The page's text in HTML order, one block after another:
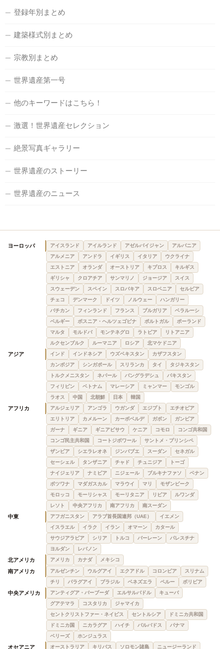
登録年別まとめ
建築様式別まとめ
宗教別まとめ
世界遺産第一号
他のキーワードはこちら！
激選！世界遺産セレクション
絶景写真ギャラリー
世界遺産のストーリー
世界遺産のニュース
ヨーロッパ アイスランド アイルランド アゼルバイジャン
アルバニア
アルメニア
アンドラ イギリス イタリア
ウクライナ
エストニア
オランダ オーストリア キプロス
キルギス
ギリシャ
クロアチア サンマリノ ジョージア
スイス
スウェーデン
スペイン スロバキア スロベニア
セルビア
チェコ
デンマーク ドイツ ノルウェー
ハンガリー
バチカン
フィンランド フランス ブルガリア
ベラルーシ
ベルギー
ボスニア・ヘルツェゴビナ ポルトガル
ポーランド
マルタ
モルドバ モンテネグロ ラトビア
リトアニア
ルクセンブルク
ルーマニア ロシア 北マケドニア
アジア インド インドネシア ウズベキスタン
カザフスタン
カンボジア
シンガポール スリランカ タイ
タジキスタン
トルクメニスタン
ネパール バングラデシュ
パキスタン
フィリピン
ベトナム マレーシア ミャンマー
モンゴル
ラオス
中国 北朝鮮 日本 韓国
アフリカ アルジェリア アンゴラ ウガンダ エジプト
エチオピア
エリトリア
カメルーン カーボベルデ ガボン
ガンビア
ガーナ
ギニア ギニアビサウ ケニア コモロ
コンゴ共和国
コンゴ民主共和国
コートジボワール
サントメ・プリンシペ
ザンビア
シエラレオネ ジンバブエ スーダン
セネガル
セーシェル
タンザニア チャド チュニジア
トーゴ
ナイジェリア
ナミビア ニジェール ブルキナファソ
ベナン
ボツワナ
マダガスカル マラウイ マリ
モザンビーク
モロッコ
モーリシャス モーリタニア リビア
ルワンダ
レソト
中央アフリカ 南アフリカ 南スーダン
中東 アフガニスタン アラブ首長国連邦（UAE）
イエメン
イスラエル
イラク イラン オマーン
カタール
サウジアラビア
シリア トルコ バーレーン
パレスチナ
ヨルダン
レバノン
北アメリカ アメリカ カナダ メキシコ
南アメリカ アルゼンチン ウルグアイ エクアドル コロンビア
スリナム
チリ
パラグアイ ブラジル ベネズエラ ペルー ボリビア
中央アメリカ アンティグア・バーブーダ エルサルバドル
キューバ
グアテマラ
コスタリカ
ジャマイカ
セントクリストファー・ネイビス
セントルシア
ドミニカ共和国
ドミニカ国
ニカラグア ハイチ バルバドス
パナマ
ベリーズ
ホンジュラス
オセアニア オーストラリア キリバス ソロモン諸島 ニュージーランド